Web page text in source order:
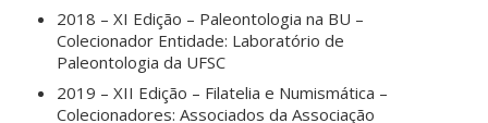
2018 – XI Edição – Paleontologia na BU –
Colecionador Entidade: Laboratório de
Paleontologia da UFSC
2019 – XII Edição – Filatelia e Numismática –
Colecionadores: Associados da Associação